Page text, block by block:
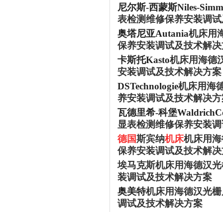
尼尔斯-西蒙斯Niles-
表检测维修保养安装调
奥塔尼亚Autania机床用
保养安装调试及技术解
卡斯托Kasto机床用海德
安装调试及技术解决方案
DSTechnologie机床用海
养安装调试及技术解决
瓦德里希-科堡
显表检测维修保养安装
德国斯宾纳机床机床用
保养安装调试及技术解
埃马克斯机床用海德汉
装调试及技术解决方案
奥美特机床用海德汉光
调试及技术解决方案